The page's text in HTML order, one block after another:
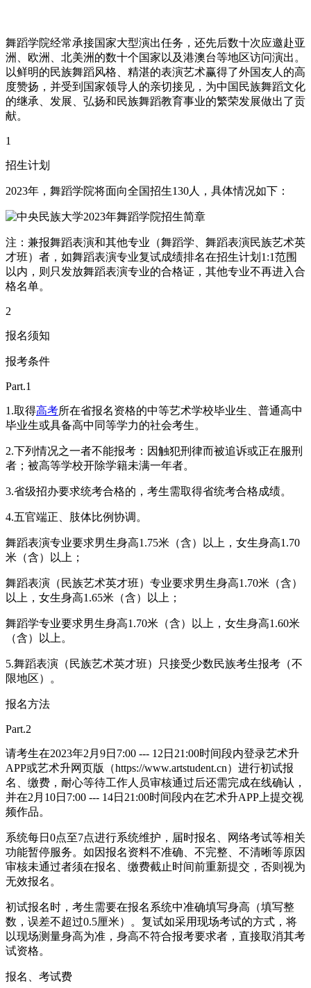
舞蹈学院经常承接国家大型演出任务，还先后数十次应邀赴亚
洲、欧洲、北美洲的数十个国家以及港澳台等地区访问演出。
以鲜明的民族舞蹈风格、精湛的表演艺术赢得了外国友人的高
度赞扬，并受到国家领导人的亲切接见，为中国民族舞蹈文化
的继承、发展、弘扬和民族舞蹈教育事业的繁荣发展做出了贡
献。
1
招生计划
2023年，舞蹈学院将面向全国招生130人，具体情况如下：
注：兼报舞蹈表演和其他专业（舞蹈学、舞蹈表演民族艺术英
才班）者，如舞蹈表演专业复试成绩排名在招生计划1:1范围
以内，则只发放舞蹈表演专业的合格证，其他专业不再进入合
格名单。
2
报名须知
报考条件
Part.1
1.取得高考所在省报名资格的中等艺术学校毕业生、普通高中
毕业生或具备高中同等学力的社会考生。
2.下列情况之一者不能报考：因触犯刑律而被追诉或正在服刑
者；被高等学校开除学籍未满一年者。
3.省级招办要求统考合格的，考生需取得省统考合格成绩。
4.五官端正、肢体比例协调。
舞蹈表演专业要求男生身高1.75米（含）以上，女生身高1.70
米（含）以上；
舞蹈表演（民族艺术英才班）专业要求男生身高1.70米（含）
以上，女生身高1.65米（含）以上；
舞蹈学专业要求男生身高1.70米（含）以上，女生身高1.60米
（含）以上。
5.舞蹈表演（民族艺术英才班）只接受少数民族考生报考（不
限地区）。
报名方法
Part.2
请考生在2023年2月9日7:00 --- 12日21:00时间段内登录艺术升
APP或艺术升网页版（https://www.artstudent.cn）进行初试报
名、缴费，耐心等待工作人员审核通过后还需完成在线确认，
并在2月10日7:00 --- 14日21:00时间段内在艺术升APP上提交视
频作品。
系统每日0点至7点进行系统维护，届时报名、网络考试等相关
功能暂停服务。如因报名资料不准确、不完整、不清晰等原因
审核未通过者须在报名、缴费截止时间前重新提交，否则视为
无效报名。
初试报名时，考生需要在报名系统中准确填写身高（填写整
数，误差不超过0.5厘米）。复试如采用现场考试的方式，将
以现场测量身高为准，身高不符合报考要求者，直接取消其考
试资格。
报名、考试费